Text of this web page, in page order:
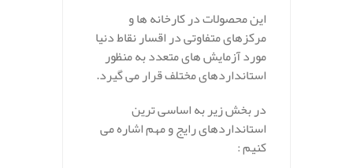
این محصولات در کارخانه ها و
مرکزهای متفاوتی در اقسار نقاط دنیا
مورد آزمایش های متعدد به منظور
استانداردهای مختلف قرار می گیرد.
در بخش زیر به اساسی ترین
استانداردهای رایج و مهم اشاره می
کنیم :